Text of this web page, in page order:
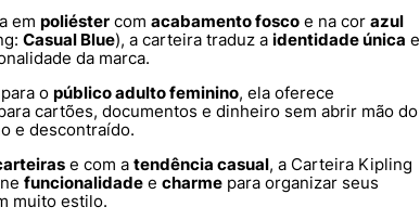
em poliéster com acabamento fosco e na cor azul
Casual Blue), a carteira traduz a identidade única e
da marca.
o público adulto feminino, ela oferece
cartões, documentos e dinheiro sem abrir mão do
e descontraído.
e com a tendência casual, a Carteira Kipling
funcionalidade e charme para organizar seus
muito estilo.